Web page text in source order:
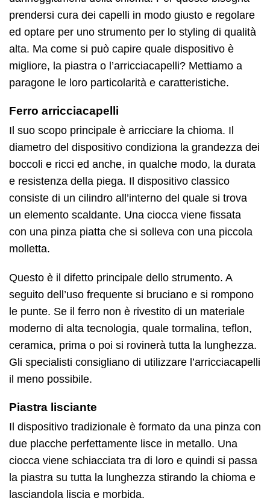
prendersi cura dei capelli in modo giusto e regolare
ed optare per uno strumento per lo styling di qualità
alta. Ma come si può capire quale dispositivo è
migliore, la piastra o l’arricciacapelli? Mettiamo a
paragone le loro particolarità e caratteristiche.
Ferro arricciacapelli
Il suo scopo principale è arricciare la chioma. Il
diametro del dispositivo condiziona la grandezza dei
boccoli e ricci ed anche, in qualche modo, la durata
e resistenza della piega. Il dispositivo classico
consiste di un cilindro all’interno del quale si trova
un elemento scaldante. Una ciocca viene fissata
con una pinza piatta che si solleva con una piccola
molletta.
Questo è il difetto principale dello strumento. A
seguito dell’uso frequente si bruciano e si rompono
le punte. Se il ferro non è rivestito di un materiale
moderno di alta tecnologia, quale tormalina, teflon,
ceramica, prima o poi si rovinerà tutta la lunghezza.
Gli specialisti consigliano di utilizzare l’arricciacapelli
il meno possibile.
Piastra lisciante
Il dispositivo tradizionale è formato da una pinza con
due placche perfettamente lisce in metallo. Una
ciocca viene schiacciata tra di loro e quindi si passa
la piastra su tutta la lunghezza stirando la chioma e
lasciandola liscia e morbida.